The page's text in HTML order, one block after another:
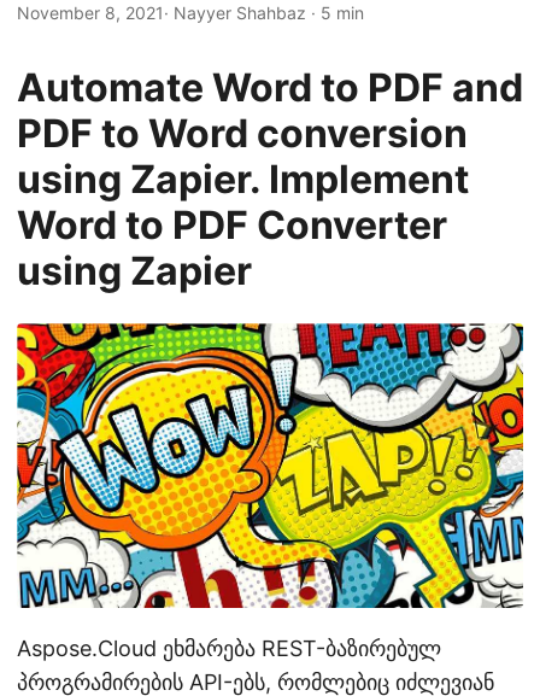
n
November 8, 2021· Nayyer Shahbaz · 5 min
Automate Word to PDF and
PDF to Word conversion
using Zapier. Implement
Word to PDF Converter
using Zapier
Aspose.Cloud ეხმარება REST-ბაზირებულ
პროგრამირების API-ებს, რომლებიც იძლევიან